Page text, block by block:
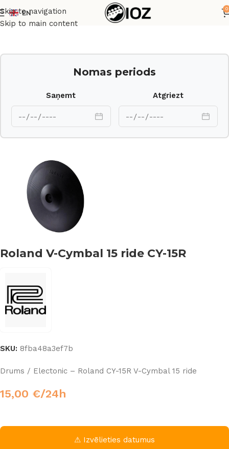
Skip to navigation
Skip to main content
EN
0
Sākums Bungas Elektroniskie
Nomas periods
Saņemt Atgriezt
Roland V-Cymbal 15 ride CY-15R
SKU: 8fba48a3ef7b
Drums / Electonic – Roland CY-15R V-Cymbal 15 ride
15,00 €/24h
⚠ Izvēlieties datumus